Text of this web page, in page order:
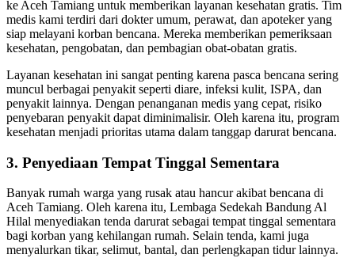
ke Aceh Tamiang untuk memberikan layanan kesehatan gratis. Tim
medis kami terdiri dari dokter umum, perawat, dan apoteker yang
siap melayani korban bencana. Mereka memberikan pemeriksaan
kesehatan, pengobatan, dan pembagian obat-obatan gratis.
Layanan kesehatan ini sangat penting karena pasca bencana sering
muncul berbagai penyakit seperti diare, infeksi kulit, ISPA, dan
penyakit lainnya. Dengan penanganan medis yang cepat, risiko
penyebaran penyakit dapat diminimalisir. Oleh karena itu, program
kesehatan menjadi prioritas utama dalam tanggap darurat bencana.
3. Penyediaan Tempat Tinggal Sementara
Banyak rumah warga yang rusak atau hancur akibat bencana di
Aceh Tamiang. Oleh karena itu, Lembaga Sedekah Bandung Al
Hilal menyediakan tenda darurat sebagai tempat tinggal sementara
bagi korban yang kehilangan rumah. Selain tenda, kami juga
menyalurkan tikar, selimut, bantal, dan perlengkapan tidur lainnya.